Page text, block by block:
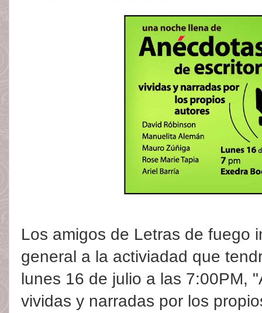
Los amigos de Letras de fuego
general a la activiadad que
lunes 16 de julio a las 7:00PM,
vividas y narradas por los